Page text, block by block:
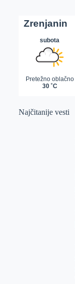
Najčitanije vesti